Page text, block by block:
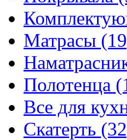
Матрасы
Полотенца
Все для
Скатерть